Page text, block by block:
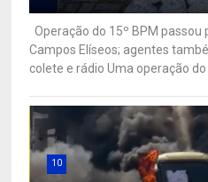
Operação do 15º BPM passou
Campos Elíseos; agentes
colete e rádio Uma operação do
10